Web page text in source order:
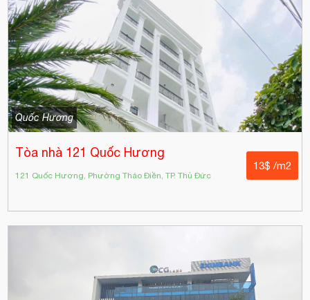
Quốc Hương
Tòa nhà 121 Quốc Hương
121 Quốc Hương, Phường Thảo Điền, TP. Thủ Đức
13$ /m2